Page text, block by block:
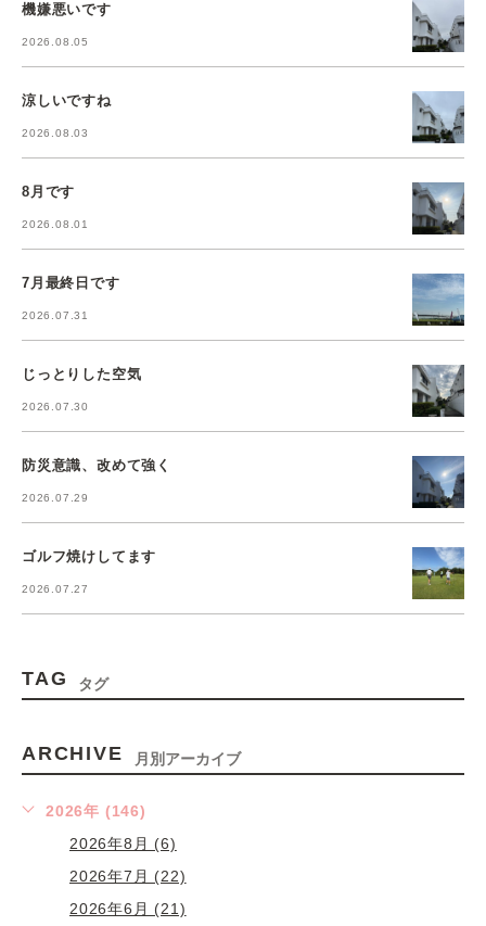
機嫌悪いです
2026.08.05
涼しいですね
2026.08.03
8月です
2026.08.01
7月最終日です
2026.07.31
じっとりした空気
2026.07.30
防災意識、改めて強く
2026.07.29
ゴルフ焼けしてます
2026.07.27
TAG タグ
ARCHIVE 月別アーカイブ
2026年 (146)
2026年8月 (6)
2026年7月 (22)
2026年6月 (21)